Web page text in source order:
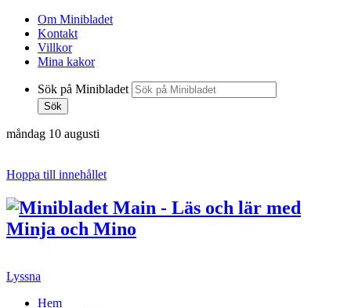
Om Minibladet
Kontakt
Villkor
Mina kakor
Sök på Minibladet
Sök
måndag 10 augusti
Hoppa till innehållet
Lyssna
Hem